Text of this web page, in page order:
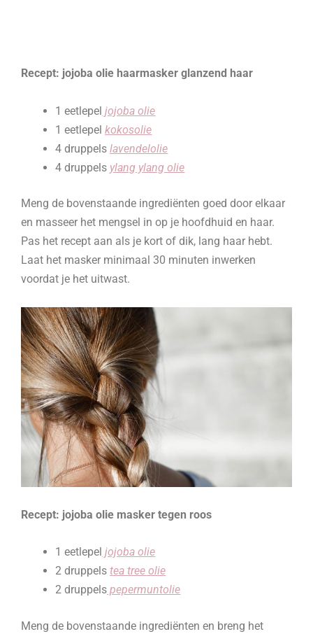
Recept: jojoba olie haarmasker glanzend haar
1 eetlepel jojoba olie
1 eetlepelkokosolie
4 druppelslavendelolie
4 druppels ylang ylang olie
Meng de bovenstaande ingrediënten goed door elkaar
en masseer het mengsel in op je hoofdhuid en haar.
Pas het recept aan als je kort of dik, lang haar hebt.
Laat het masker minimaal 30 minuten inwerken
voordat je het uitwast.
Recept: jojoba olie masker tegen roos
1 eetlepel jojoba olie
2 druppelstea tree olie
2 druppels pepermuntolie
Meng de bovenstaande ingrediënten en breng het